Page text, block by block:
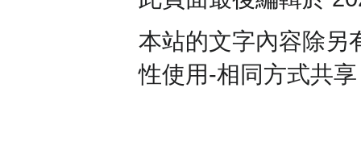
本站的文字內容除
性使用-相同方式共享